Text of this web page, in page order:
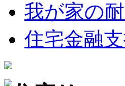
我が家の
住宅金融